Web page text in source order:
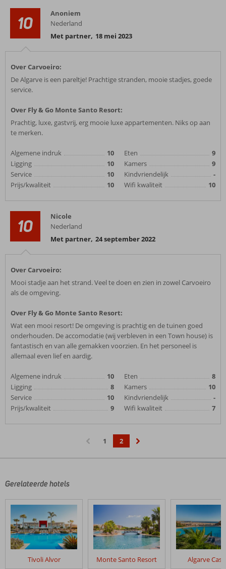
10
Anoniem
Nederland
Met partner, 18 mei 2023
Over Carvoeiro:
De Algarve is een pareltje! Prachtige stranden, mooie stadjes, goede
service.
Over Fly & Go Monte Santo Resort:
Prachtig, luxe, gastvrij, erg mooie luxe appartementen. Niks op aan
te merken.
Algemene indruk
10
Ligging
10
Service
10
Prijs/kwaliteit
10
Eten
9
Kamers
9
Kindvriendelijk
-
Wifi kwaliteit
10
10
Nicole
Nederland
Met partner, 24 september 2022
Over Carvoeiro:
Mooi stadje aan het strand. Veel te doen en zien in zowel Carvoeiro
als de omgeving.
Over Fly & Go Monte Santo Resort:
Wat een mooi resort! De omgeving is prachtig en de tuinen goed
onderhouden. De accomodatie (wij verbleven in een Town house) is
fantastisch en van alle gemakken voorzien. En het personeel is
allemaal even lief en aardig.
Algemene indruk
10
Ligging
8
Service
10
Prijs/kwaliteit
9
Eten
8
Kamers
10
Kindvriendelijk
-
Wifi kwaliteit
7
1
2
Gerelateerde hotels
Tivoli Alvor Monte Santo Resort Algarve